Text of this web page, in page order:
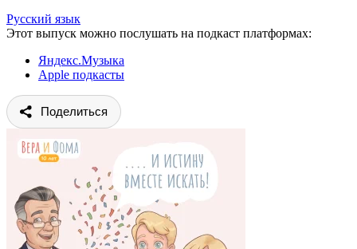
Русский язык
Этот выпуск можно послушать на подкаст платформах:
Яндекс.Музыка
Apple подкасты
Поделиться